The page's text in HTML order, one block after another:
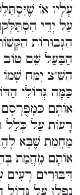
עָלָיו אוֹ
עַל יְדֵי
הַגְּבוּרוֹת
הַבַּעַל שֵׁם
הַשַּׁ"צ יִמַּח
כַּמָּה גְּדוֹלֵי
אוֹתָם כַּמְפֻרְסָם
רָעוֹת עַל כְּלַל
מֵחֲמַת שֶׁבָּא
אוֹתָם מֵחֲמַת
דִּבּוּרִים רָעִים
נָפְלוּ עַל גְּדוֹל